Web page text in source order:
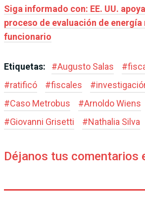
Siga informado con: EE. UU.
proceso de evaluación de
funcionario
Etiquetas: #Augusto Salas #
#ratificó #fiscales #
#Caso Metrobus #Arnoldo Wiens
#Giovanni Grisetti #Nathalia Silva
Déjanos tus comentarios